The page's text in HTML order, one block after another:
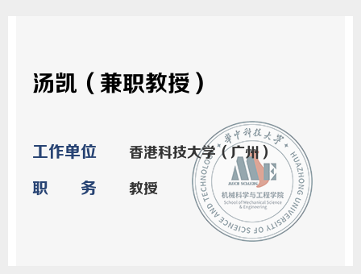
汤凯（兼职教授）
工作单位 香港科技大学（广州）
职务 教授